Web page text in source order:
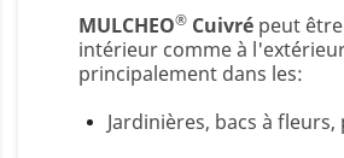
MULCHEO® Cuivré peut
intérieur comme à
principalement dans les:
Jardinières, bacs à fleurs,